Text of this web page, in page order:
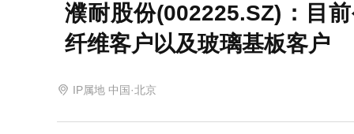
濮耐股份(002225.SZ)：目
纤维客户以及玻璃基板客户
IP属地 中国·北京